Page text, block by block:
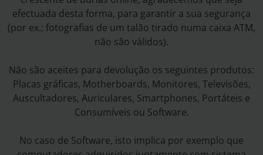
efectuada desta forma, para garantir a sua segurança
(por ex.: fotografias de um talão tirado numa caixa ATM,
não são válidos).
Não são aceites para devolução os seguintes produtos:
Placas gráficas, Motherboards, Monitores, Televisões,
Auscultadores, Auriculares, Smartphones, Portáteis e
Consumíveis ou Software.
No caso de Software, isto implica por exemplo que